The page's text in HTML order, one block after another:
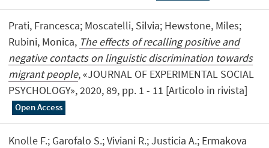
Prati, Francesca; Moscatelli, Silvia; Hewstone, Miles;
Rubini, Monica, The effects of recalling positive and
negative contacts on linguistic discrimination towards
migrant people, «JOURNAL OF EXPERIMENTAL SOCIAL
PSYCHOLOGY», 2020, 89, pp. 1 - 11 [Articolo in rivista]
Open Access
Knolle F.; Garofalo S.; Viviani R.; Justicia A.; Ermakova